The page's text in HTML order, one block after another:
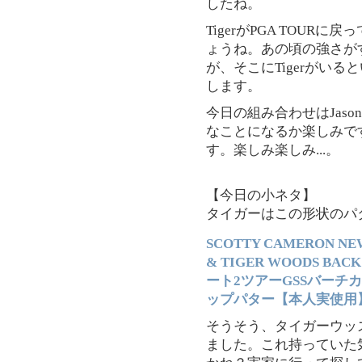
したね。
TigerがPGA TOURに戻
ょうね。あの頃の強さ
が、そこにTigerがいる
します。
今日の組み合わせは
なことになるか楽しみ
す。楽しみ楽しみ...。
【今日の小ネタ】
タイガーはこの形状の
SCOTTY CAMERON
& TIGER WOODS
ート2ツアーGSSバーチ
ップパター【本人実使
そうそう、タイガーウ
ました。これ持ってい